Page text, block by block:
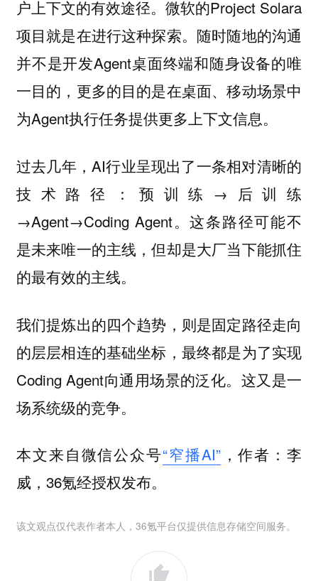
户上下文的有效途径。微软的Project Solara
项目就是在进行这种探索。随时随地的沟通
并不是开发Agent桌面终端和随身设备的唯
一目的，更多的目的是在桌面、移动场景中
为Agent执行任务提供更多上下文信息。
过去几年，AI行业呈现出了一条相对清晰的
技术路径：预训练→后训练
→Agent→Coding Agent。这条路径可能不
是未来唯一的主线，但却是大厂当下能抓住
的最有效的主线。
我们提炼出的四个趋势，则是固定路径走向
的层层相连的基础坐标，最终都是为了实现
Coding Agent向通用场景的泛化。 这又是一
场系统级的竞争。
本文来自微信公众号“窄播AI”，作者：李
威，36氪经授权发布。
该文观点仅代表作者本人，36氪平台仅提供信息存储空间服务。